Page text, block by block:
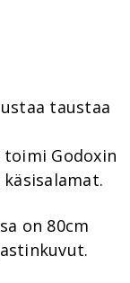
taustaa
toimi Godoxin
on 80cm